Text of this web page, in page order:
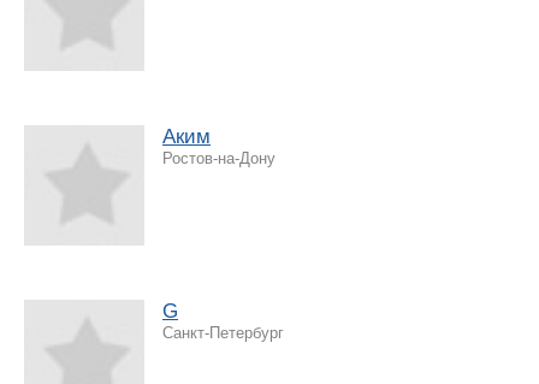
Аким
Ростов-на-Дону
G
Санкт-Петербург